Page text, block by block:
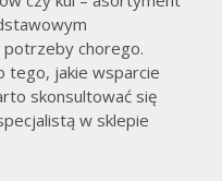
potrzeby chorego.
tego, jakie wsparcie
skonsultować się
w sklepie